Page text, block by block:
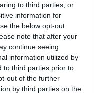
to third parties, or
information for
the below opt-out
note that after your
continue seeing
information utilized by
to third parties prior to
out of the further
by third parties on the
hagyni a
2027-re
hogy egy éves
igényeiből